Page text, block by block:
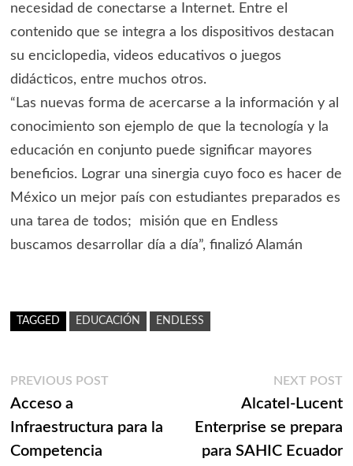
necesidad de conectarse a Internet. Entre el
contenido que se integra a los dispositivos destacan
su enciclopedia, videos educativos o juegos
didácticos, entre muchos otros.
“Las nuevas forma de acercarse a la información y al
conocimiento son ejemplo de que la tecnología y la
educación en conjunto puede significar mayores
beneficios. Lograr una sinergia cuyo foco es hacer de
México un mejor país con estudiantes preparados es
una tarea de todos; misión que en Endless
buscamos desarrollar día a día”, finalizó Alamán
TAGGED EDUCACIÓN ENDLESS
Navegación
de
entradas
PREVIOUS POSTPrevious
Acceso a
Infraestructura para la
Competencia
NEXT POST
Alcatel-Lucent
Enterprise se prepara
para SAHIC Ecuador